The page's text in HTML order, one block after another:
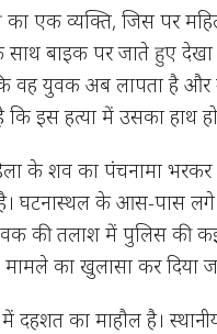
का एक व्यक्ति, जिस पर
बाइक पर जाते हुए देखा
वह युवक अब लापता है
इस हत्या में उसका हाथ
के शव का पंचनामा भरकर
घटनास्थल के आस-पास लगे
की तलाश में पुलिस की
का खुलासा कर दिया
में दहशत का माहौल है।